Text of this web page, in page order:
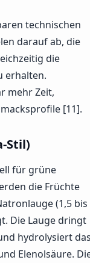
technischen
darauf ab, die
die
erhalten.
mehr Zeit,
[11].
Stil)
für grüne
die Früchte
(1,5 bis
Die Lauge dringt
hydrolysiert
Elenolsäure.